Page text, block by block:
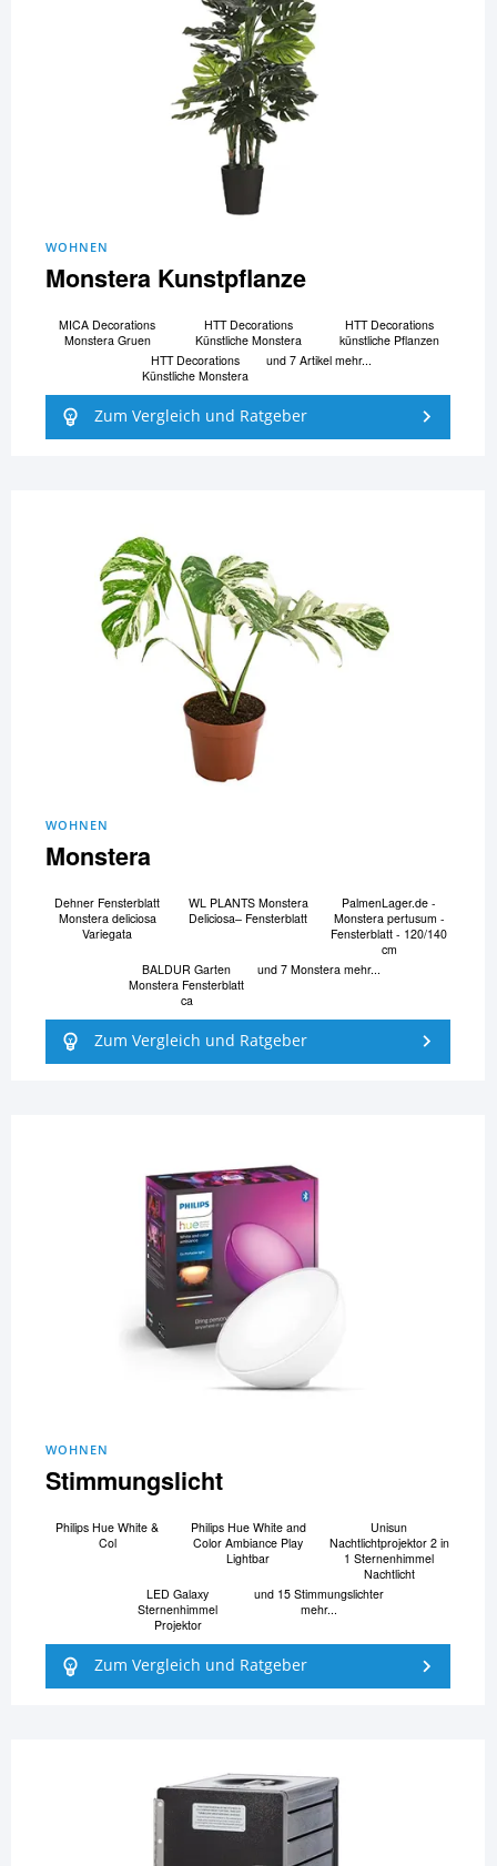
WOHNEN
Monstera Kunstpflanze
MICA Decorations
Monstera Gruen
HTT Decorations
Künstliche Monstera
HTT Decorations
künstliche Pflanzen
HTT Decorations
Künstliche Monstera
und 7 Artikel mehr...
Zum Vergleich und Ratgeber
WOHNEN
Monstera
Dehner Fensterblatt
Monstera deliciosa
Variegata
WL PLANTS Monstera
Deliciosa– Fensterblatt
PalmenLager.de -
Monstera pertusum -
Fensterblatt - 120/140
cm
BALDUR Garten
Monstera Fensterblatt
ca
und 7 Monstera mehr...
Zum Vergleich und Ratgeber
WOHNEN
Stimmungslicht
Philips Hue White &
Col
Philips Hue White and
Color Ambiance Play
Lightbar
Unisun
Nachtlichtprojektor 2 in
1 Sternenhimmel
Nachtlicht
LED Galaxy
Sternenhimmel
Projektor
und 15 Stimmungslichter
mehr...
Zum Vergleich und Ratgeber